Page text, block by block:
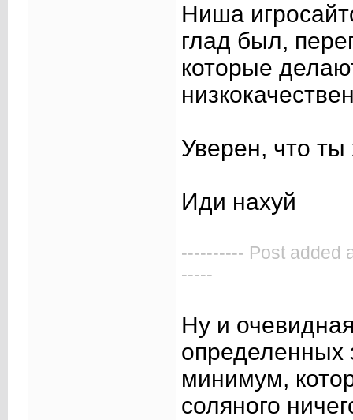
Ниша
глад был,
которые
Уверен, что
Иди нахуй
---------- Post added
-----
Ну и
определенных
минимум,
соляного